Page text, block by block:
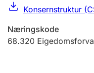
Konsernstruktur
Næringskode
68.320